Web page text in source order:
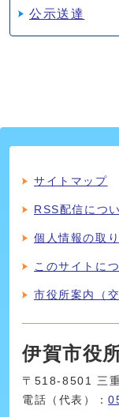
公示送達
サイトマップ
RSS配信につ
個人情報の取
このサイトに
市役所案内（
伊賀市役
〒518-8501 三
電話（代表）：